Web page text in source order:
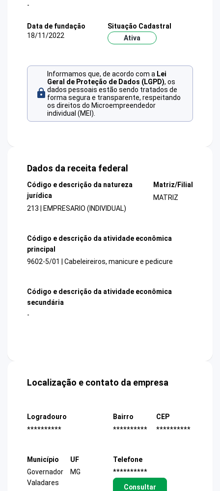
-
Data de fundação
18/11/2022
Situação Cadastral
Ativa
Informamos que, de acordo com a Lei
Geral de Proteção de Dados (LGPD), os
dados pessoais estão sendo tratados de
forma segura e transparente, respeitando
os direitos do Microempreendedor
individual (MEI).
Dados da receita federal
Código e descrição da natureza
jurídica
213 | EMPRESARIO (INDIVIDUAL)
Matriz/Filial
MATRIZ
Código e descrição da atividade econômica
principal
9602-5/01 | Cabeleireiros, manicure e pedicure
Código e descrição da atividade econômica
secundária
-
Localização e contato da empresa
Logradouro
**********
Bairro
**********
CEP
**********
Município
Governador
Valadares
UF
MG
Telefone
**********
Consultar